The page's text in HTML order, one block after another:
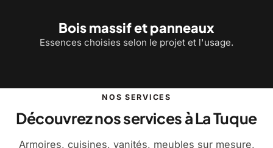
Bois massif et panneaux
Essences choisies selon le projet et l'usage.
NOS SERVICES
Découvrez nos services à La Tuque
Armoires, cuisines, vanités, meubles sur mesure,